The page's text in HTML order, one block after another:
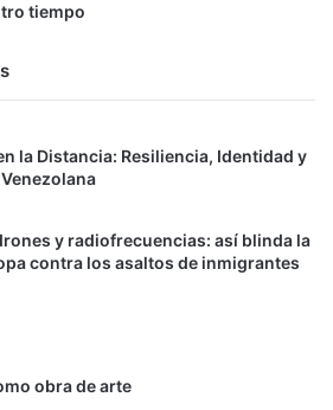
tiempo
la Distancia: Resiliencia, Identidad y
y radiofrecuencias: así blinda la
contra los asaltos de inmigrantes
obra de arte